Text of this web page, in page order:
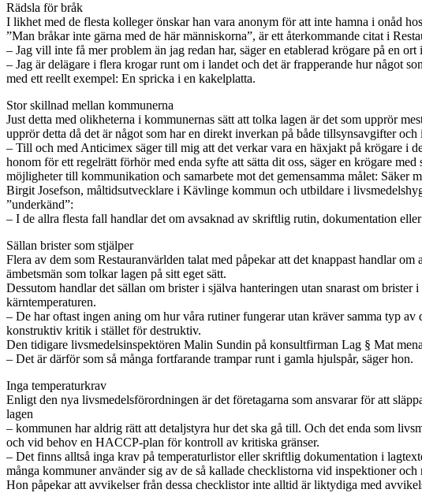
Rädsla för bråk
I likhet med de flesta kolleger önskar han vara anonym för att inte hamna i onåd
”Man bråkar inte gärna med de här människorna”, är ett återkommande citat i
– Jag vill inte få mer problem än jag redan har, säger en etablerad krögare på en
– Jag är delägare i flera krogar runt om i landet och det är frapperande hur något
med ett reellt exempel: En spricka i en kakelplatta.
Stor skillnad mellan kommunerna
Just detta med olikheterna i kommunernas sätt att tolka lagen är det som upprör
upprör detta då det är något som har en direkt inverkan på både tillsynsavgifter
– Till och med Anticimex säger till mig att det verkar vara en häxjakt på krögare i
honom för ett regelrätt förhör med enda syfte att sätta dit oss, säger en krögare
möjligheter till kommunikation och samarbete mot det gemensamma målet: Säker
Birgit Josefson, måltidsutvecklare i Kävlinge kommun och utbildare i
”underkänd”:
– I de allra flesta fall handlar det om avsaknad av skriftlig rutin, dokumentation
Sällan brister som stjälper
Flera av dem som Restauranvärlden talat med påpekar att det knappast handlar
ämbetsmän som tolkar lagen på sitt eget sätt.
Dessutom handlar det sällan om brister i själva hanteringen utan snarast om
kärntemperaturen.
– De har oftast ingen aning om hur våra rutiner fungerar utan kräver samma typ
konstruktiv kritik i stället för destruktiv.
Den tidigare livsmedelsinspektören Malin Sundin på konsultfirman Lag § Mat
– Det är därför som så många fortfarande trampar runt i gamla hjulspår, säger hon.
Inga temperaturkrav
Enligt den nya livsmedelsförordningen är det företagarna som ansvarar för att
lagen
– kommunen har aldrig rätt att detaljstyra hur det ska gå till. Och det enda som
och vid behov en HACCP-plan för kontroll av kritiska gränser.
– Det finns alltså inga krav på temperaturlistor eller skriftlig dokumentation i
många kommuner använder sig av de så kallade checklistorna vid inspektioner och
Hon påpekar att avvikelser från dessa checklistor inte alltid är liktydiga med